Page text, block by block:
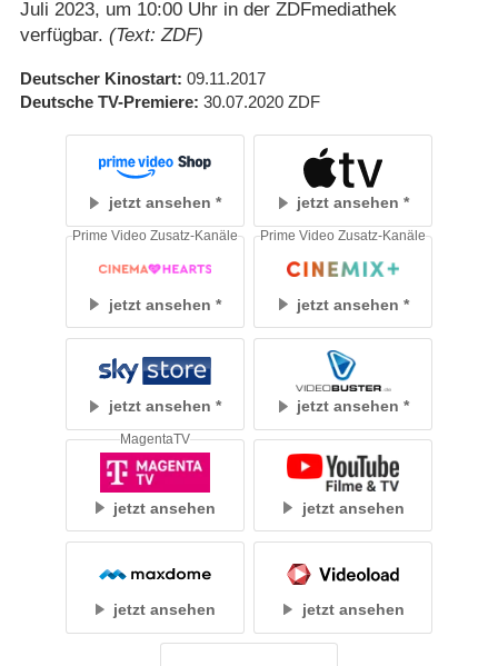
Juli 2023, um 10:00 Uhr in der ZDFmediathek
verfügbar. (Text: ZDF)
Deutscher Kinostart 09.11.2017
Deutsche TV-Premiere 30.07.2020 ZDF
jetzt ansehen jetzt ansehen
jetzt ansehen
Prime Video Zusatz-Kanäle
jetzt ansehen
Prime Video Zusatz-Kanäle
jetzt ansehen jetzt ansehen
jetzt ansehen
MagentaTV
jetzt ansehen
jetzt ansehen jetzt ansehen